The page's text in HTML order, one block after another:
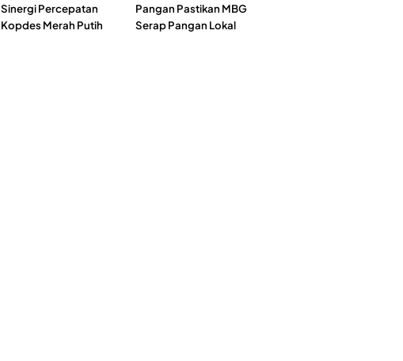
Sinergi Percepatan
Kopdes Merah Putih
Pangan Pastikan MBG
Serap Pangan Lokal